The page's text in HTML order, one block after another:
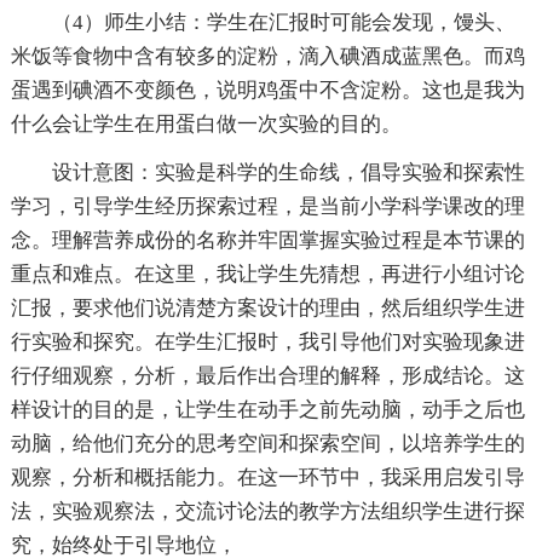
（4）师生小结：学生在汇报时可能会发现，馒头、
米饭等食物中含有较多的淀粉，滴入碘酒成蓝黑色。而鸡
蛋遇到碘酒不变颜色，说明鸡蛋中不含淀粉。这也是我为
什么会让学生在用蛋白做一次实验的目的。
设计意图：实验是科学的生命线，倡导实验和探索性
学习，引导学生经历探索过程，是当前小学科学课改的理
念。理解营养成份的名称并牢固掌握实验过程是本节课的
重点和难点。在这里，我让学生先猜想，再进行小组讨论
汇报，要求他们说清楚方案设计的理由，然后组织学生进
行实验和探究。在学生汇报时，我引导他们对实验现象进
行仔细观察，分析，最后作出合理的解释，形成结论。这
样设计的目的是，让学生在动手之前先动脑，动手之后也
动脑，给他们充分的思考空间和探索空间，以培养学生的
观察，分析和概括能力。在这一环节中，我采用启发引导
法，实验观察法，交流讨论法的教学方法组织学生进行探
究，始终处于引导地位，